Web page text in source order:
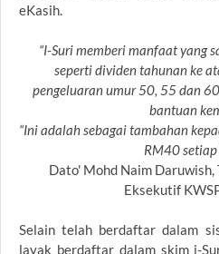
eKasih.
“I-Suri memberi manfaat yang
seperti dividen tahunan ke
pengeluaran umur 50, 55 dan
bantuan
“Ini adalah sebagai tambahan
RM40 setiap
Dato' Mohd Naim
Eksekutif
Selain telah berdaftar dalam
layak berdaftar dalam skim i-